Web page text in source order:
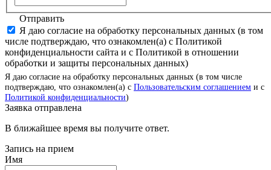
Отправить
Я даю согласие на обработку персональных данных (в том
числе подтверждаю, что ознакомлен(а) с Политикой
конфиденциальности сайта и с Политикой в отношении
обработки и защиты персональных данных)
Я даю согласие на обработку персональных данных (в том числе
подтверждаю, что ознакомлен(а) с Пользовательским соглашением и с
Политикой конфиденциальности)
Заявка отправлена
В ближайшее время вы получите ответ.
Запись на прием
Имя